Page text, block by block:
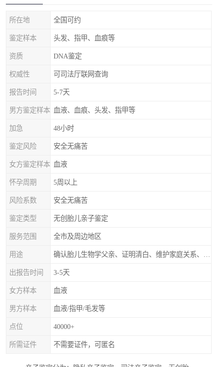
所在地 全国可约
鉴定样本 头发、指甲、血痕等
资质 DNA鉴定
权威性 可司法厅联网查询
报告时间 5-7天
男方鉴定样本 血液、血痕、头发、指甲等
加急 48小时
鉴定风险 安全无痛苦
女方鉴定样本 血液
怀孕周期 5周以上
风险系数 安全无痛苦
鉴定类型 无创胎儿亲子鉴定
服务范围 全市及周边地区
用途
出报告时间 3-5天
女方样本 血液
男方样本 血液/指甲/毛发等
点位 40000+
所需证件 不需要证件，可匿名